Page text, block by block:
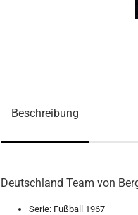
Beschreibung
Deutschland Team von
Serie: Fußball 1967